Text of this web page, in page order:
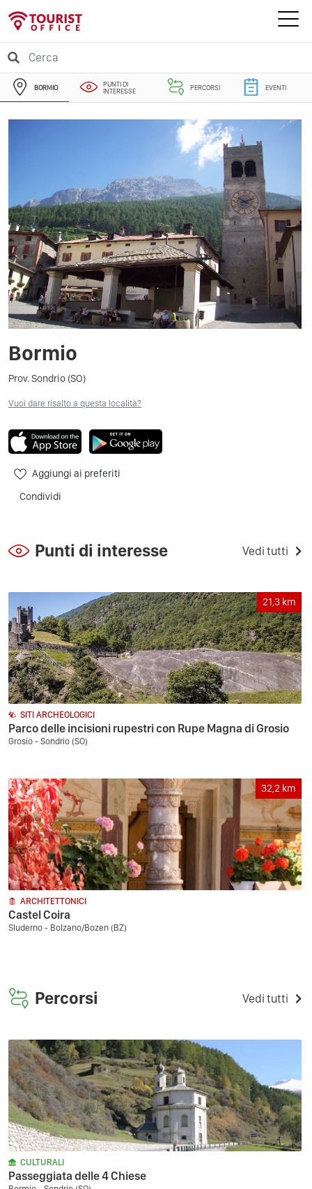
BORMIO
PUNTI DI
INTERESSE
PERCORSI EVENTI
Bormio
Prov. Sondrio (SO)
Vuoi dare risalto a questa località?
Aggiungi ai preferiti
Condividi
Punti di interesse Vedi tutti
21,3 km
SITI ARCHEOLOGICI
Parco delle incisioni rupestri con Rupe Magna di Grosio
Grosio - Sondrio (SO)
32,2 km
ARCHITETTONICI
Castel Coira
Sluderno - Bolzano/Bozen (BZ)
Percorsi Vedi tutti
CULTURALI
Passeggiata delle 4 Chiese